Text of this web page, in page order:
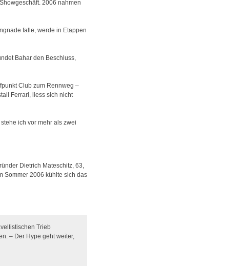
2006 nahmen
falle, werde in Etappen
Bahar den Beschluss,
Club zum Rennweg –
Ferrari, liess sich nicht
ich vor mehr als zwei
Dietrich Mateschitz, 63,
Sommer 2006 kühlte sich das
Trieb
– Der Hype geht weiter,